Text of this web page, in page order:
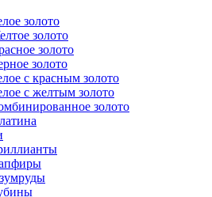
золото
золото
золото
золото
с красным золото
с желтым золото
золото